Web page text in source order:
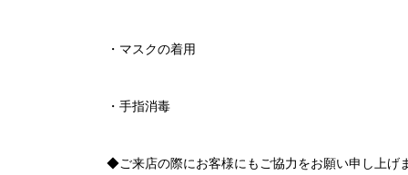
・マスクの着用
・手指消毒
◆ご来店の際にお客様にもご協力をお願い申し上げ